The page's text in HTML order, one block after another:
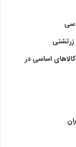
سی
زرتشتی
اساسی در